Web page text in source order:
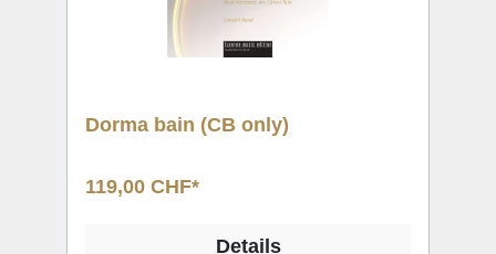
Dorma bain (CB only)
119,00 CHF*
Details